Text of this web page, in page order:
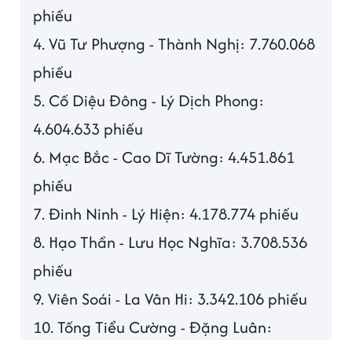
phiếu
4. Vũ Tư Phượng - Thành Nghị: 7.760.068
phiếu
5. Cố Diệu Đông - Lý Dịch Phong:
4.604.633 phiếu
6. Mạc Bắc - Cao Dĩ Tường: 4.451.861
phiếu
7. Đinh Ninh - Lý Hiện: 4.178.774 phiếu
8. Hạo Thần - Lưu Học Nghĩa: 3.708.536
phiếu
9. Viên Soái - La Vân Hi: 3.342.106 phiếu
10. Tống Tiểu Cường - Đặng Luân: